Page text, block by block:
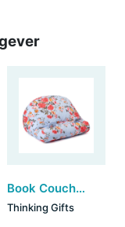
Book Couch - Roses
Thinking Gifts